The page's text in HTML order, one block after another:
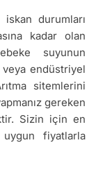
durumları
kadar olan
suyunun
veya endüstriyel
sitemlerini
gereken
Sizin için en
fiyatlarla